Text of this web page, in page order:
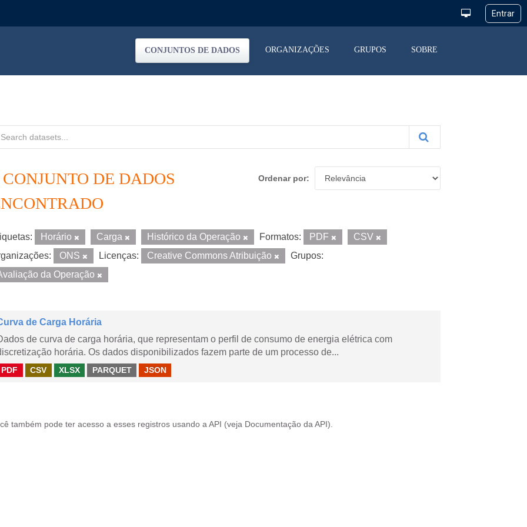
CONJUNTOS DE DADOS ORGANIZAÇÕES GRUPOS SOBRE
Ordenar por
CONJUNTO DE DADOS
Horário Carga Histórico da Operação Formatos: PDF
CSV
ONS Licenças: Creative Commons Atribuição
Grupos:
da Operação
de Carga Horária
de curva de carga horária, que representam o perfil de consumo de energia elétrica com
horária. Os dados disponibilizados fazem parte de um processo de...
PDF CSV XLSX PARQUET JSON
também pode ter acesso a esses registros usando a API (veja Documentação da API ).